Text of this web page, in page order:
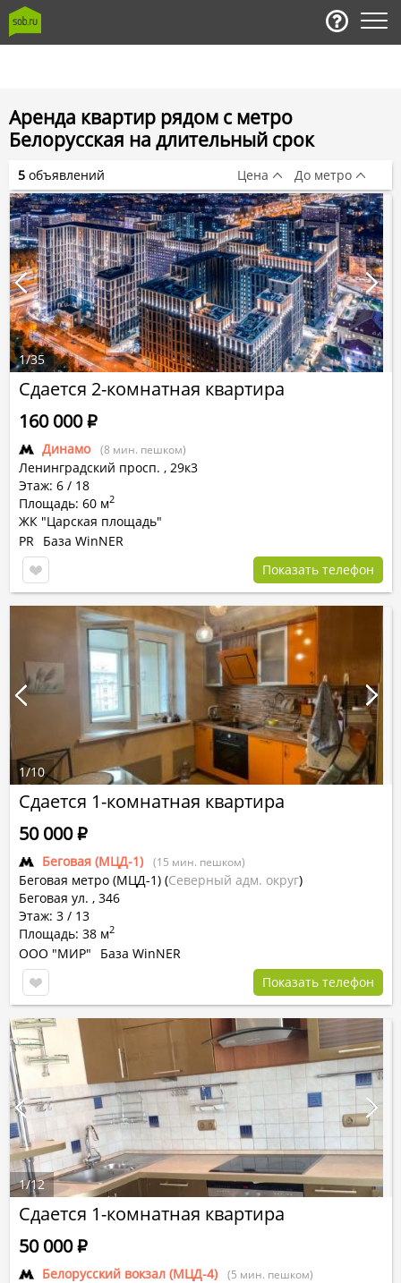
Аренда квартир рядом с метро
Белорусская на длительный срок
Сдается 2-комнатная квартира
Динамо (8 мин. пешком)
Ленинградский просп. , 29к3
Этаж: 6 / 18
Площадь: 60 м2
ЖК "Царская площадь"
160 000Р
PR База WinNER
Показать телефон
1/35
Сдается 1-комнатная квартира
Беговая (МЦД-1) (15 мин. пешком)
Беговая метро (МЦД-1) (Северный адм. округ)
Беговая ул. , 346
Этаж: 3 / 13
Площадь: 38 м2
50 000Р
ООО "МИР"
База WinNER
Показать телефон
1/10
Сдается 1-комнатная квартира
Белорусский вокзал (МЦД-4) (5 мин. пешком)
50 000Р
1/12
5 объявлений Цена До метро